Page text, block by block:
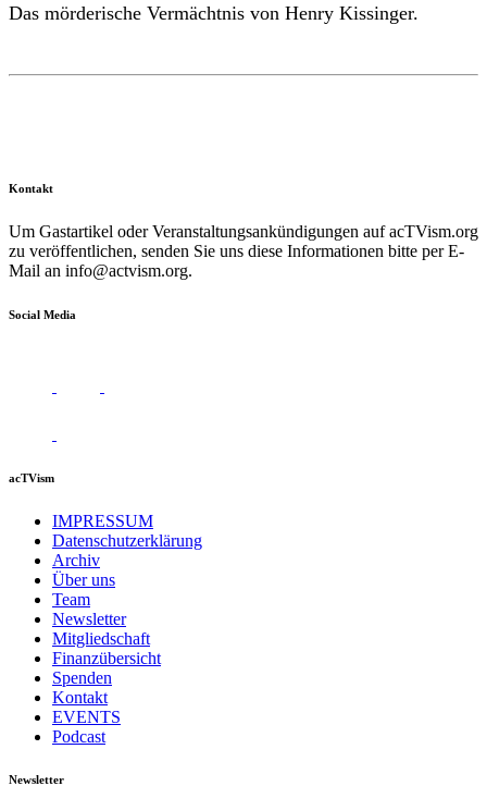
Das mörderische Vermächtnis von Henry Kissinger.
Kontakt
Um Gastartikel oder Veranstaltungsankündigungen auf acTVism.org
zu veröffentlichen, senden Sie uns diese Informationen bitte per E-
Mail an info@actvism.org.
Social Media
acTVism
IMPRESSUM
Datenschutzerklärung
Archiv
Über uns
Team
Newsletter
Mitgliedschaft
Finanzübersicht
Spenden
Kontakt
EVENTS
Podcast
Newsletter